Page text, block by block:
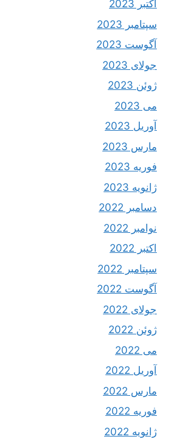
اکتبر 2023
سپتامبر 2023
آگوست 2023
جولای 2023
ژوئن 2023
می 2023
آوریل 2023
مارس 2023
فوریه 2023
ژانویه 2023
دسامبر 2022
نوامبر 2022
اکتبر 2022
سپتامبر 2022
آگوست 2022
جولای 2022
ژوئن 2022
می 2022
آوریل 2022
مارس 2022
فوریه 2022
ژانویه 2022